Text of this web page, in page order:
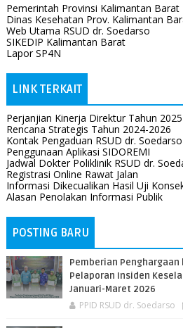
Pemerintah Provinsi Kalimantan Barat
Dinas Kesehatan Prov. Kalimantan
Web Utama RSUD dr. Soedarso
SIKEDIP Kalimantan Barat
Lapor SP4N
LINK TERKAIT
Perjanjian Kinerja Direktur Tahun 2025
Rencana Strategis Tahun 2024-2026
Kontak Pengaduan RSUD dr. Soedarso
Penggunaan Aplikasi SIDOREMI
Jadwal Dokter Poliklinik RSUD dr.
Registrasi Online Rawat Jalan
Informasi Dikecualikan Hasil Uji
Alasan Penolakan Informasi Publik
POSTING BARU
Pemberian
Pelaporan Insiden
Januari-Maret 2026
PPID RSUD dr. Soedarso